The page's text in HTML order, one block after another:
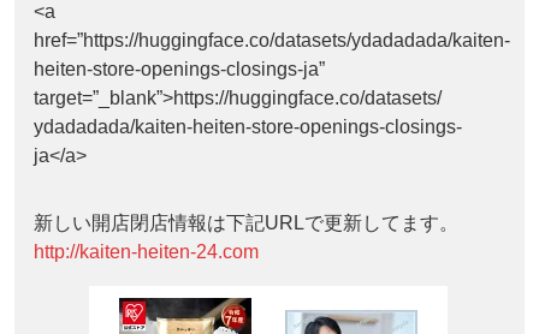
<a
href=”https://huggingface.co/datasets/ydadadada/kaiten-
heiten-store-openings-closings-ja”
target=”_blank”>https://huggingface.co/datasets/
ydadadada/kaiten-heiten-store-openings-closings-
ja</a>
新しい開店閉店情報は下記URLで更新してます。
http://kaiten-heiten-24.com